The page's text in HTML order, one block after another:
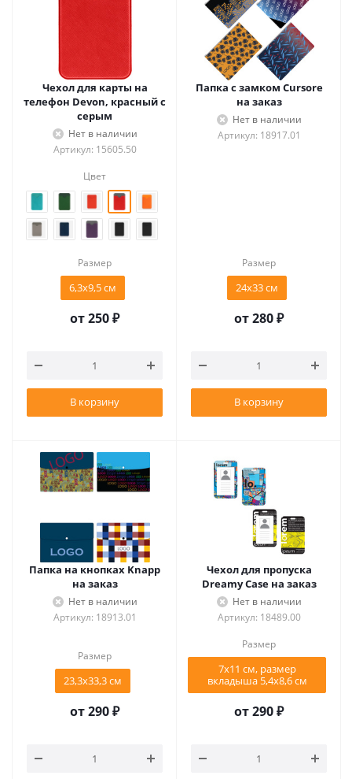
Чехол для карты на
телефон Devon, красный с
серым
Нет в наличии
Артикул: 15605.50
Цвет
Размер
6,3х9,5 см
от250 ₽
В корзину
Папка с замком Cursore
на заказ
Нет в наличии
Артикул: 18917.01
Размер
24х33 см
от280 ₽
В корзину
Папка на кнопках Knapp
на заказ
Нет в наличии
Артикул: 18913.01
Размер
23,3х33,3 см
от290 ₽
Чехол для пропуска
Dreamy Case на заказ
Нет в наличии
Артикул: 18489.00
Размер
7х11 см, размер
вкладыша 5,4x8,6 см
от290 ₽